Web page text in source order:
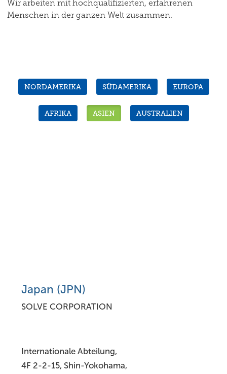
Wir arbeiten mit hochqualifizierten, erfahrenen
Menschen in der ganzen Welt zusammen.
NORDAMERIKA SÜDAMERIKA EUROPA
AFRIKA ASIEN AUSTRALIEN
Japan (JPN)
SOLVE CORPORATION
Internationale Abteilung,
4F 2-2-15, Shin-Yokohama,